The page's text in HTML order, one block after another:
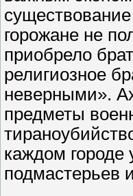
горожане не
приобрело
религиозное
неверными».
предметы
каждом
подмастерьев